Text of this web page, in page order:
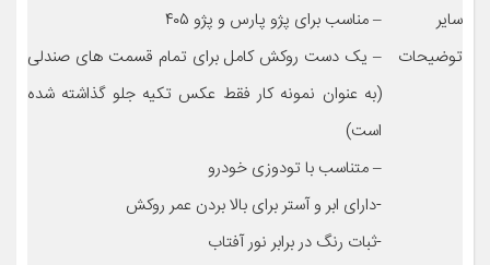
سایر
توضیحات
– مناسب برای پژو پارس و پژو ۴۰۵
– یک دست روکش کامل برای تمام قسمت های صندلی
(به عنوان نمونه کار فقط عکس تکیه جلو گذاشته شده
است)
– متناسب با تودوزی خودرو
-دارای ابر و آستر برای بالا بردن عمر روکش
-ثبات رنگ در برابر نور آفتاب